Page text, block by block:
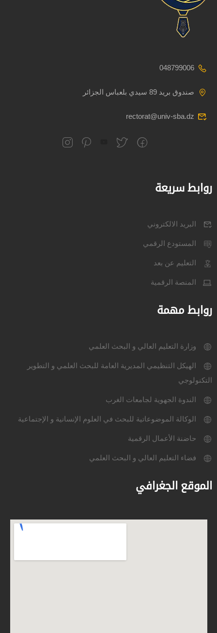
048799006
صندوق بريد 89 سيدي بلعباس الجزائر
rectorat@univ-sba.dz
روابط سريعة
البريد الالكتروني
المستودع الرقمي
التعليم عن بعد
المنصة الرقمية
روابط مهمة
وزارة التعليم العالي و البحث العلمي
الهيكل التنظيمي المديرية العامة للبحث العلمي و التطوير
التكنولوجي
الندوة الجهوية لجامعات الغرب
الوكالة الموضوعاتية للبحث في العلوم الإنسانية و الإجتماعية
حاضنة الأعمال الرقمية
فضاء التعليم العالي و البحث العلمي
الموقع الجغرافي